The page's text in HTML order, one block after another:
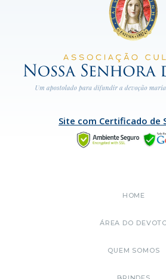
Site com Certificado de
HOME
ÁREA DO
QUEM SOMOS